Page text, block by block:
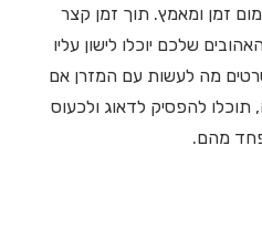
זמן ומאמץ. תוך זמן קצר
שלכם יוכלו לישון עליו
מה לעשות עם המזרן אם
תוכלו להפסיק לדאוג ולכעוס
מהם.